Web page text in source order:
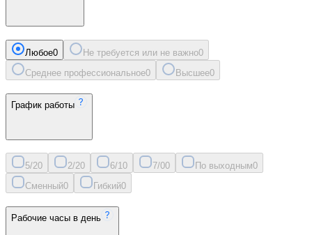
Любое0 Не требуется или не важно0
Среднее профессиональное0 Высшее0
График работы
5/20 2/20 6/10 7/00 По выходным0
Сменный0 Гибкий0
Рабочие часы в день